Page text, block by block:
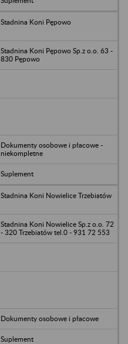
Stadnina Koni Pępowo
Stadnina Koni Pępowo Sp.z o.o. 63 -
830 Pępowo
Dokumenty osobowe i płacowe -
niekompletne
Suplement
Stadnina Koni Nowielice Trzebiatów
Stadnina Koni Nowielice Sp.z o.o. 72
- 320 Trzebiatów tel.0 - 931 72 553
Dokumenty osobowe i płacowe
Suplement